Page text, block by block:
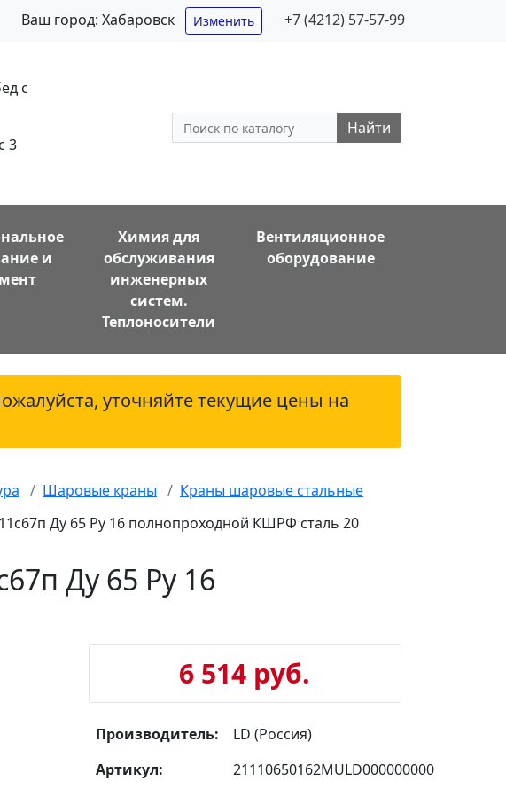
Ваш город: Хабаровск Изменить +7 (4212) 57-57-99
с
3
Найти
и
Химия для
обслуживания
инженерных
систем.
Теплоносители
Вентиляционное
оборудование
уточняйте текущие цены на
Шаровые краны
Краны шаровые стальные
Ду 65 Ру 16 полнопроходной КШРФ сталь 20
Ду 65 Ру 16
6 514 руб.
Производитель:
LD (Россия)
Артикул:
21110650162MULD000000000